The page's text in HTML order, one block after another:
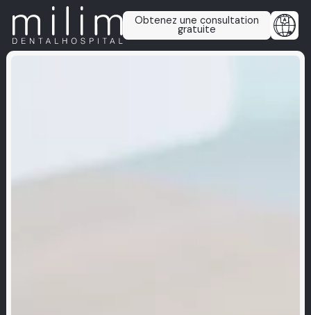
Obtenez une consultation
gratuite